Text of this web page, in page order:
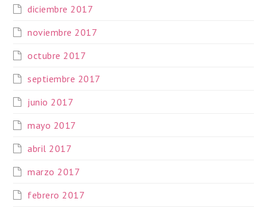
diciembre 2017
noviembre 2017
octubre 2017
septiembre 2017
junio 2017
mayo 2017
abril 2017
marzo 2017
febrero 2017